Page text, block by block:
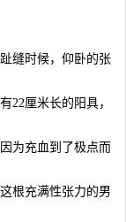
缝时候，仰卧的张
22厘米长的阳具，
为充血到了极点而
根充满性张力的男